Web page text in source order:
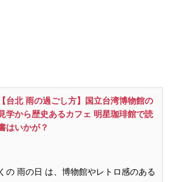
【台北 雨の過ごし方】国立台湾博物館の
学から歴史あるカフェ 明星珈琲館で読
はいかが？
の 雨の日 は、博物館やレトロ感のある